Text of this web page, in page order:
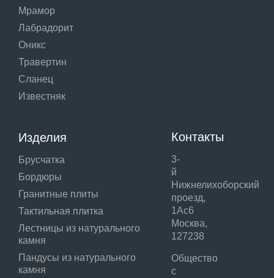
Мрамор
Лабрадорит
Оникс
Травертин
Сланец
Известняк
Изделия
Брусчатка
Бордюры
Гранитные плиты
Тактильная плитка
Лестницы из натурального
камня
Пандусы из натурального
камня
Контакты
3-
й
Нижнелихоборский
проезд,
1Ас6
Москва,
127238
Общество
с